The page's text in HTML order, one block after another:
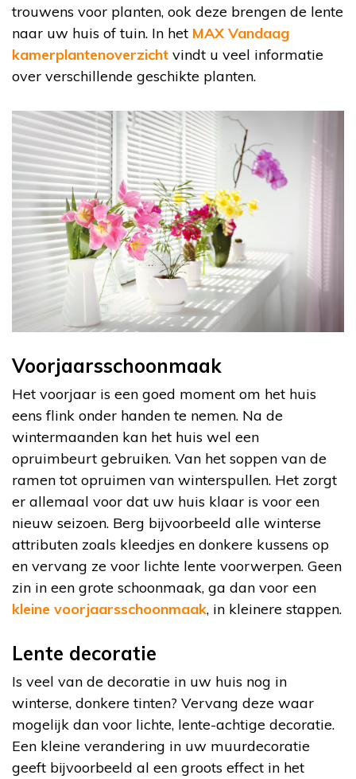
trouwens voor planten, ook deze brengen de lente
naar uw huis of tuin. In het MAX Vandaag
kamerplantenoverzicht vindt u veel informatie
over verschillende geschikte planten.
Voorjaarsschoonmaak
Het voorjaar is een goed moment om het huis
eens flink onder handen te nemen. Na de
wintermaanden kan het huis wel een
opruimbeurt gebruiken. Van het soppen van de
ramen tot opruimen van winterspullen. Het zorgt
er allemaal voor dat uw huis klaar is voor een
nieuw seizoen. Berg bijvoorbeeld alle winterse
attributen zoals kleedjes en donkere kussens op
en vervang ze voor lichte lente voorwerpen. Geen
zin in een grote schoonmaak, ga dan voor een
kleine voorjaarsschoonmaak, in kleinere stappen.
Lente decoratie
Is veel van de decoratie in uw huis nog in
winterse, donkere tinten? Vervang deze waar
mogelijk dan voor lichte, lente-achtige decoratie.
Een kleine verandering in uw muurdecoratie
geeft bijvoorbeeld al een groots effect in het